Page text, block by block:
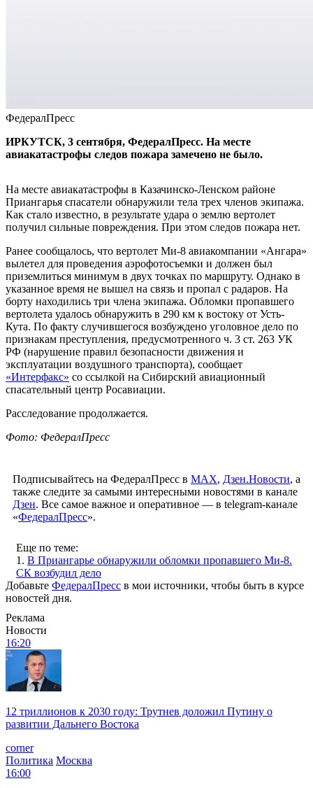
ФедералПресс
ИРКУТСК, 3 сентября, ФедералПресс. На месте
авиакатастрофы следов пожара замечено не было.
На месте авиакатастрофы в Казачинско-Ленском районе
Приангарья спасатели обнаружили тела трех членов экипажа.
Как стало известно, в результате удара о землю вертолет
получил сильные повреждения. При этом следов пожара нет.
Ранее сообщалось, что вертолет Ми-8 авиакомпании «Ангара»
вылетел для проведения аэрофотосъемки и должен был
приземлиться минимум в двух точках по маршруту. Однако в
указанное время не вышел на связь и пропал с радаров. На
борту находились три члена экипажа. Обломки пропавшего
вертолета удалось обнаружить в 290 км к востоку от Усть-
Кута. По факту случившегося возбуждено уголовное дело по
признакам преступления, предусмотренного ч. 3 ст. 263 УК
РФ (нарушение правил безопасности движения и
эксплуатации воздушного транспорта), сообщает
«Интерфакс» со ссылкой на Сибирский авиационный
спасательный центр Росавиации.
Расследование продолжается.
Фото: ФедералПресс
Подписывайтесь на ФедералПресс в МАХ, Дзен.Новости, а
также следите за самыми интересными новостями в канале
Дзен. Все самое важное и оперативное — в telegram-канале
«ФедералПресс».
Еще по теме:
1. В Приангарье обнаружили обломки пропавшего Ми-8.
СК возбудил дело
Добавьте ФедералПресс в мои источники, чтобы быть в курсе
новостей дня.
Реклама
Новости
16:20
12 триллионов к 2030 году: Трутнев доложил Путину о
развитии Дальнего Востока
corner
Политика Москва
16:00